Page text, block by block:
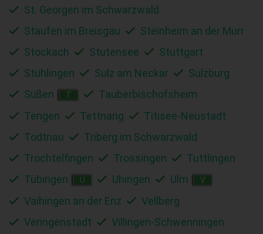
St. Georgen im Schwarzwald
Staufen im Breisgau
Steinheim an der Murr
Stockach
Stutensee
Stuttgart
Stühlingen
Sulz am Neckar
Sulzburg
Süßen
T
Tauberbischofsheim
Tengen
Tettnang
Titisee-Neustadt
Todtnau
Triberg im Schwarzwald
Trochtelfingen
Trossingen
Tuttlingen
Tübingen
U Uhingen Ulm V
Vaihingen an der Enz
Vellberg
Veringenstadt
Villingen-Schwenningen